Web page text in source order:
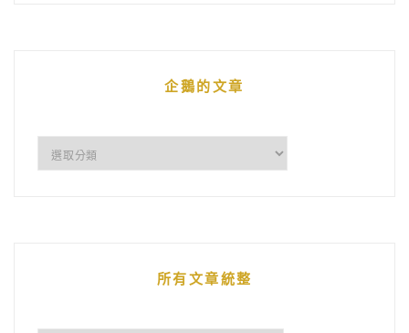
企鵝的文章
所有文章統整